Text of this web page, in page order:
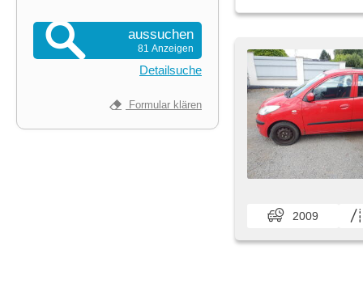
aussuchen
81 Anzeigen
Detailsuche
Formular klären
2009